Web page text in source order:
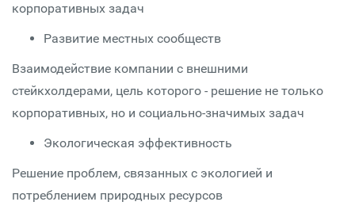
корпоративных задач
Развитие местных сообществ
Взаимодействие компании с внешними
стейкхолдерами, цель которого - решение не только
корпоративных, но и социально-значимых задач
Экологическая эффективность
Решение проблем, связанных с экологией и
потреблением природных ресурсов